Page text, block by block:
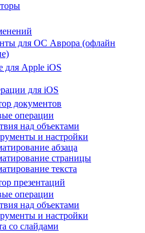
для ОС Аврора (офлайн
для Apple iOS
для iOS
документов
операции
над объектами
и настройки
абзаца
страницы
текста
презентаций
операции
над объектами
и настройки
со слайдами